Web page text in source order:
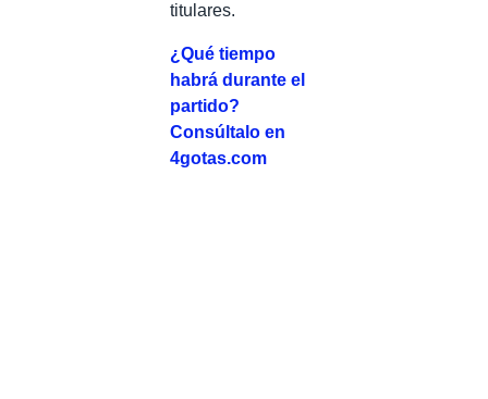
titulares.
¿Qué tiempo
habrá durante el
partido?
Consúltalo en
4gotas.com